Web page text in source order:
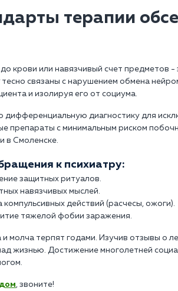
терапии
крови или навязчивый счет предметов
связаны с нарушением обмена
и изолируя его от социума.
диагностику для
препараты с минимальным риском
в Смоленске.
к психиатру:
защитных ритуалов.
навязчивых мыслей.
действий (расчесы, ожоги).
тяжелой фобии заражения.
и молча терпят годами. Изучив отзывы о
жизнью. Достижение многолетней
, звоните!